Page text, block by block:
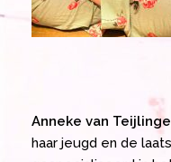
Anneke van
haar jeugd en de